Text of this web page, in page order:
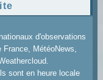
d'observations
France, MétéoNews,
sont en heure locale